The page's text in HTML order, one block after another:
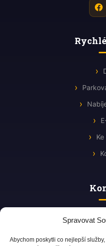
Spravovat
Abychom poskytli co nejlepší
Štefánikova 605/